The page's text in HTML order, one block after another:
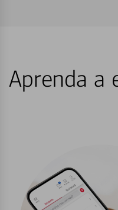
Aprenda a